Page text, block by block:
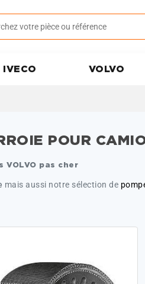
IVECO VOLVO
POUR
pas cher
mais aussi notre sélection de